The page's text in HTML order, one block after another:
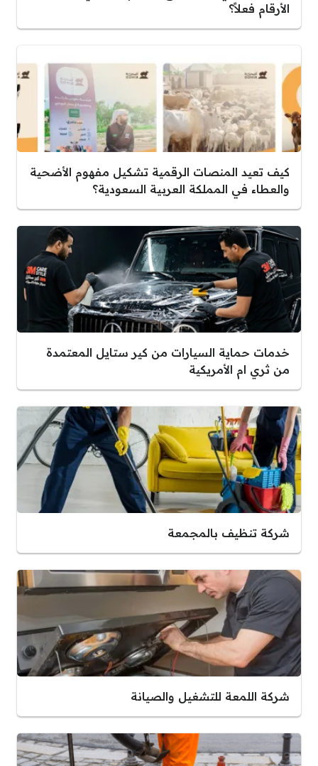
الأرقام فعلاً؟
كيف تعيد المنصات الرقمية تشكيل مفهوم الأضحية
والعطاء في المملكة العربية السعودية؟
خدمات حماية السيارات من كير ستايل المعتمدة
من ثري ام الأمريكية
شركة تنظيف بالمجمعة
شركة اللمعة للتشغيل والصيانة